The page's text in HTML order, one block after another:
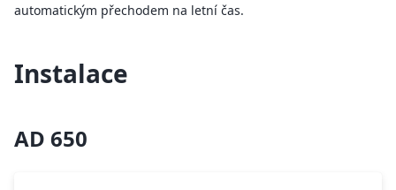
automatickým přechodem na letní čas.
Instalace
AD 650